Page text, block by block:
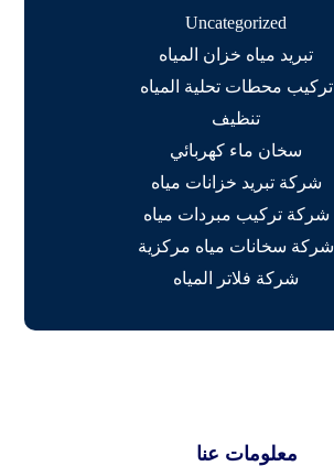
Uncategorized
تبريد مياه خزان المياه
تركيب محطات تحلية المياه
تنظيف
سخان ماء كهربائي
شركة تبريد خزانات مياه
شركة تركيب مبردات مياه
شركة سخانات مياه مركزية
شركة فلاتر المياه
معلومات عنا